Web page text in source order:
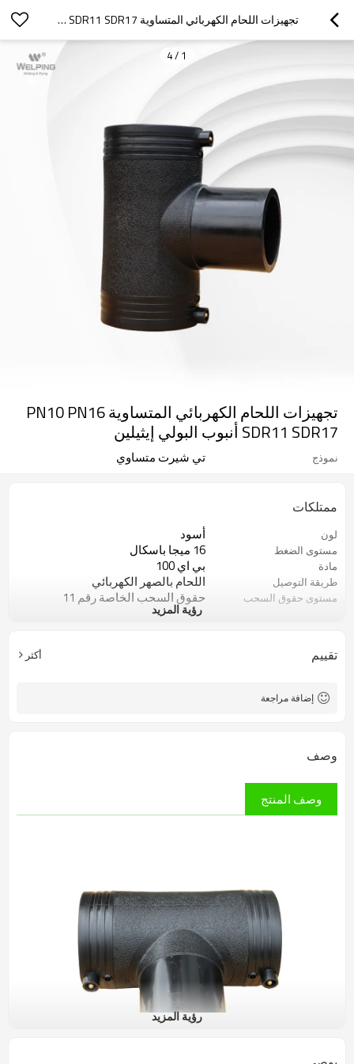
تجهيزات اللحام الكهربائي المتساوية PN10 PN16 SDR11 SDR17 أنبوب البولي إيثيلين
1
/
4
تجهيزات اللحام الكهربائي المتساوية PN10 PN16
SDR11 SDR17 أنبوب البولي إيثيلين
نموذج تي شيرت متساوي
ممتلكات
لون أسود
مستوى الضغط 16 ميجا باسكال
مادة بي اي 100
طريقة التوصيل اللحام بالصهر الكهربائي
مستوى حقوق السحب
حقوق السحب الخاصة رقم 11
التطبيقات
رؤية المزيد
تقييم أكثر
إضافة مراجعة
وصف
وصف المنتج
رؤية المزيد